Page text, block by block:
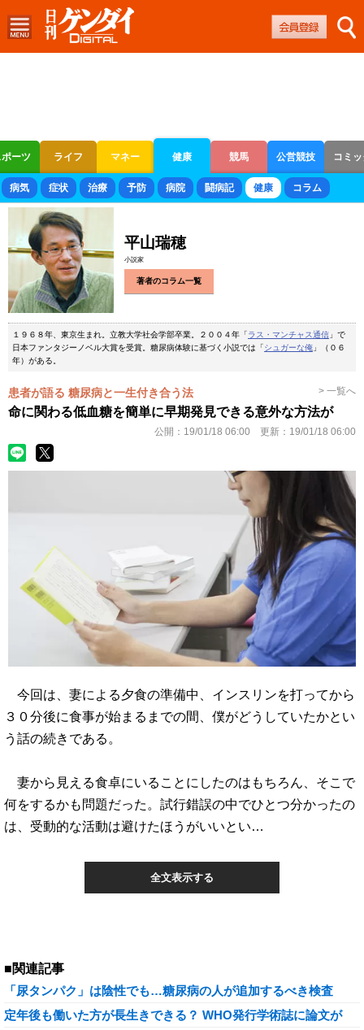
ーツ ライフ マネー 健康 競馬 公営競技 コミ
ボートレース 競輪 オートレース
病気 症状 治療 予防 病院 闘病記 健康 コラム
平山瑞穂
小説家
著者のコラム一覧
１９６８年、東京生まれ。立教大学社会学部卒業。２００４年「ラス・マンチャス通信 」で
日本ファンタジーノベル大賞を受賞。糖尿病体験に基づく小説では「シュガーな俺 」（０６
年）がある。
患者が語る 糖尿病と一生付き合う法 > 一覧へ
命に関わる低血糖を簡単に早期発見できる意外な方法が
公開： 19/01/18 06:00 更新： 19/01/18 06:00
今回は、妻による夕食の準備中、インスリンを打ってから
３０分後に食事が始まるまでの間、僕がどうしていたかとい
う話の続きである。
妻から見える食卓にいることにしたのはもちろん、そこで
何をするかも問題だった。試行錯誤の中でひとつ分かったの
は、受動的な活動は避けたほうがいいとい…
全文表示する
■関連記事
「尿タンパク」は陰性でも…糖尿病の人が追加するべき検査
定年後も働いた方が長生きできる？ WHO発行学術誌に論文が